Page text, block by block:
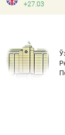
+27.03